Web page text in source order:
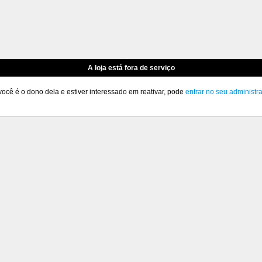
A loja está fora de serviço
é o dono dela e estiver interessado em reativar, pode entrar no seu